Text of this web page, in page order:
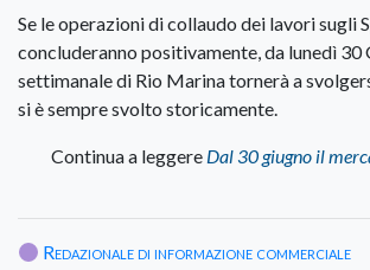
Se le operazioni di collaudo dei lavori sugli
concluderanno positivamente, da lunedì 30
settimanale di Rio Marina tornerà a
si è sempre svolto storicamente.
Continua a leggere Dal 30 giugno il
Redazionale di informazione commerciale